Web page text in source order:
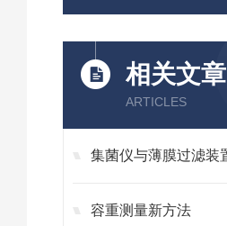
相关文章
ARTICLES
集菌仪与薄膜过滤装
容重测量新方法